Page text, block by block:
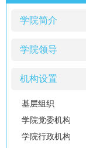
学院简介
学院领导
机构设置
基层组织
学院党委机构
学院行政机构